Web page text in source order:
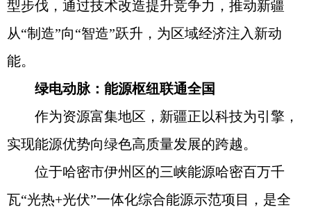
型步伐，通过技术改造提升竞争力，推动新疆
从“制造”向“智造”跃升，为区域经济注入新动
能。
绿电动脉：能源枢纽联通全国
作为资源富集地区，新疆正以科技为引擎，
实现能源优势向绿色高质量发展的跨越。
位于哈密市伊州区的三峡能源哈密百万千
瓦“光热+光伏”一体化综合能源示范项目，是全